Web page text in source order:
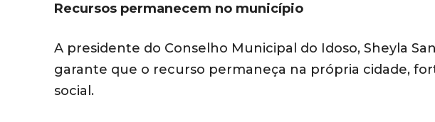
Recursos permanecem no município
A presidente do Conselho Municipal do Idoso, Sheyla
garante que o recurso permaneça na própria cidade,
social.